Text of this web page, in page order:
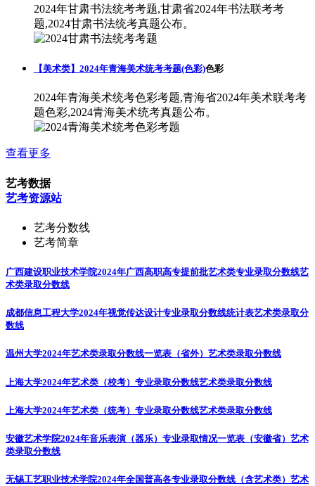
2024年甘肃书法统考考题,甘肃省2024年书法联考考
题,2024甘肃书法统考真题公布。
【美术类】2024年青海美术统考考题(色彩)色彩
2024年青海美术统考色彩考题,青海省2024年美术联考考
题色彩,2024青海美术统考真题公布。
查看更多
艺考数据
艺考资源站
艺考分数线
艺考简章
广西建设职业技术学院2024年广西高职高专提前批艺术类专业录取分数线艺
术类录取分数线
成都信息工程大学2024年视觉传达设计专业录取分数线统计表艺术类录取分
数线
温州大学2024年艺术类录取分数线一览表（省外） 艺术类录取分数线
上海大学2024年艺术类（校考）专业录取分数线艺术类录取分数线
上海大学2024年艺术类（统考）专业录取分数线艺术类录取分数线
安徽艺术学院2024年音乐表演（器乐）专业录取情况一览表（安徽省） 艺术
类录取分数线
无锡工艺职业技术学院2024年全国普高各专业录取分数线（含艺术类） 艺术